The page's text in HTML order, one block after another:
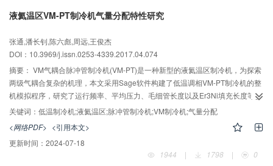
液氦温区VM-PT制冷机气量分配特性研究
张通,潘长钊,陈六彪,周远,王俊杰
DOI：10.3969/j.issn.0253-4339.2017.04.074
摘要： VM气耦合脉冲管制冷机(VM-PT)是一种新型的液氦温区制冷机，为探索
两级气耦合复杂的机理，本文采用Sage软件构建了低温调相VM-PT制冷机的整
机模拟程序，研究了运行频率、平均压力、毛细管长度以及Er3Ni填充长度等参
数对两级气量分配的影响。数值结果表明运行频率、平均圧力、毛细管长度以
及Er3Ni填充长度均会影响两级质量流的分配，进而影响制冷机的最低温度，权
衡工质的做工能力以及蓄冷器损失两方面因素，该四个参数均存在一个最佳
值。搭建了实验平台并对数值模拟进行了验证。在实验中通过优化毛细管和蓄
冷器，在运行频率1.6 Hz、平均压力1.4 MPa、压比1.6的情况下得到了3.86 K
关键词： 低温制冷机;液氦温区;脉冲管制冷机;VM制冷机;气量分配
<网络PDF> <引用本文>
更新时间： 2024-07-18
1944
| 1798 | 0